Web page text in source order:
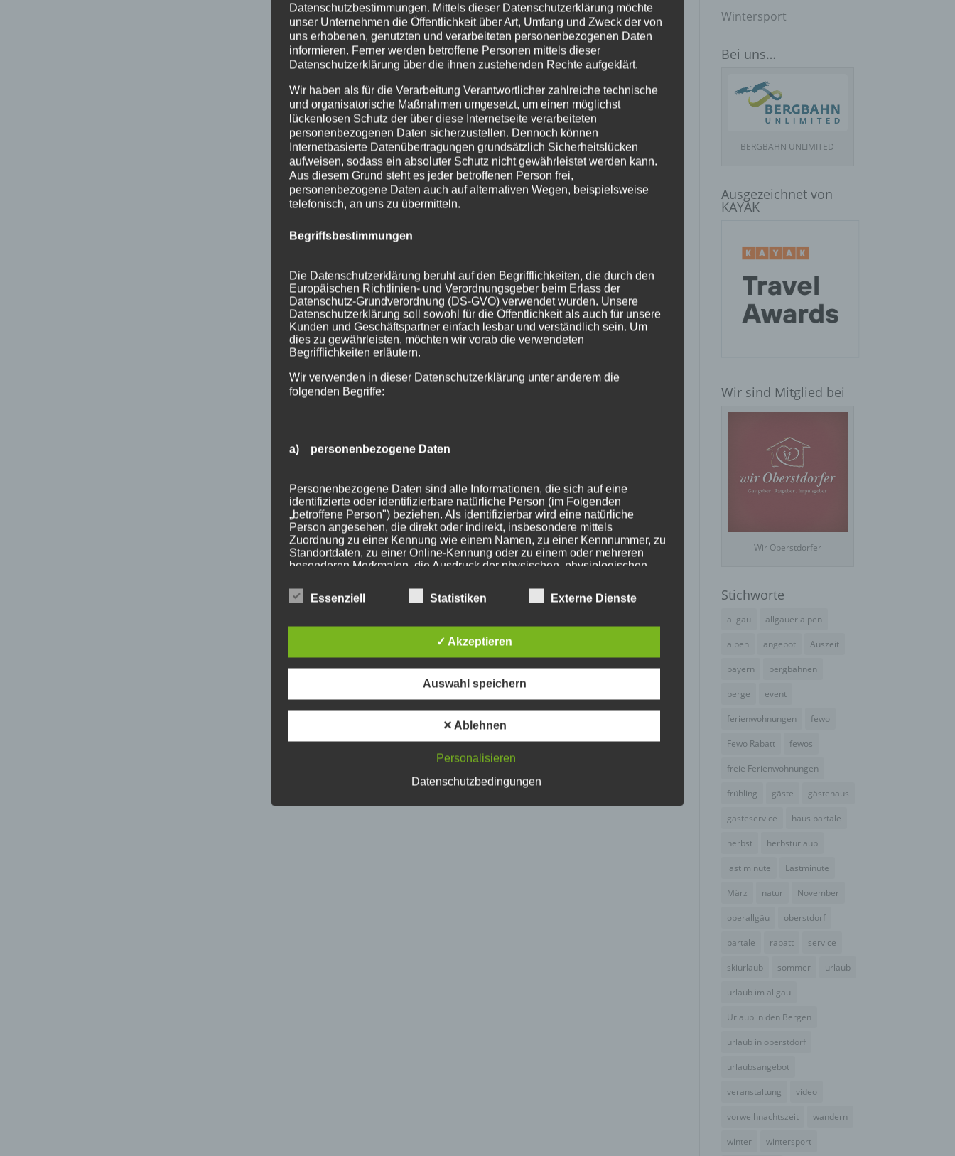
Wintersport
Bei uns…
BERGBAHN UNLIMITED
Ausgezeichnet von
KAYAK
Wir sind Mitglied bei
Wir Oberstdorfer
Stichworte
allgäu allgäuer alpen
alpen angebot Auszeit
bayern bergbahnen
berge event
ferienwohnungen fewo
Fewo Rabatt fewos
freie Ferienwohnungen
frühling gäste gästehaus
gästeservice haus partale
herbst herbsturlaub
last minute Lastminute
März natur November
oberallgäu oberstdorf
partale rabatt service
skiurlaub sommer urlaub
urlaub im allgäu
Urlaub in den Bergen
urlaub in oberstdorf
urlaubsangebot
veranstaltung video
vorweihnachtszeit wandern
winter wintersport
Datenschutzbestimmungen. Mittels dieser Datenschutzerklärung möchte
unser Unternehmen die Öffentlichkeit über Art, Umfang und Zweck der von
uns erhobenen, genutzten und verarbeiteten personenbezogenen Daten
informieren. Ferner werden betroffene Personen mittels dieser
Datenschutzerklärung über die ihnen zustehenden Rechte aufgeklärt.
Wir haben als für die Verarbeitung Verantwortlicher zahlreiche technische
und organisatorische Maßnahmen umgesetzt, um einen möglichst
lückenlosen Schutz der über diese Internetseite verarbeiteten
personenbezogenen Daten sicherzustellen. Dennoch können
Internetbasierte Datenübertragungen grundsätzlich Sicherheitslücken
aufweisen, sodass ein absoluter Schutz nicht gewährleistet werden kann.
Aus diesem Grund steht es jeder betroffenen Person frei,
personenbezogene Daten auch auf alternativen Wegen, beispielsweise
telefonisch, an uns zu übermitteln.
Begriffsbestimmungen
Die Datenschutzerklärung beruht auf den Begrifflichkeiten, die durch den
Europäischen Richtlinien- und Verordnungsgeber beim Erlass der
Datenschutz-Grundverordnung (DS-GVO) verwendet wurden. Unsere
Datenschutzerklärung soll sowohl für die Öffentlichkeit als auch für unsere
Kunden und Geschäftspartner einfach lesbar und verständlich sein. Um
dies zu gewährleisten, möchten wir vorab die verwendeten
Begrifflichkeiten erläutern.
Wir verwenden in dieser Datenschutzerklärung unter anderem die
folgenden Begriffe:
a) personenbezogene Daten
Personenbezogene Daten sind alle Informationen, die sich auf eine
identifizierte oder identifizierbare natürliche Person (im Folgenden
„betroffene Person") beziehen. Als identifizierbar wird eine natürliche
Person angesehen, die direkt oder indirekt, insbesondere mittels
Zuordnung zu einer Kennung wie einem Namen, zu einer Kennnummer, zu
Standortdaten, zu einer Online-Kennung oder zu einem oder mehreren
besonderen Merkmalen, die Ausdruck der physischen, physiologischen,
Identität dieser natürlichen Person sind, identifiziert werden kann.
Betroffene Person ist jede identifizierte oder identifizierbare natürliche
Person, deren personenbezogene Daten von dem für die Verarbeitung
Verantwortlichen verarbeitet werden.
Verarbeitung ist jeder mit oder ohne Hilfe automatisierter Verfahren
Essenziell Statistiken Externe Dienste
✓ Akzeptieren
Auswahl speichern
✕ Ablehnen
Personalisieren
Datenschutzbedingungen